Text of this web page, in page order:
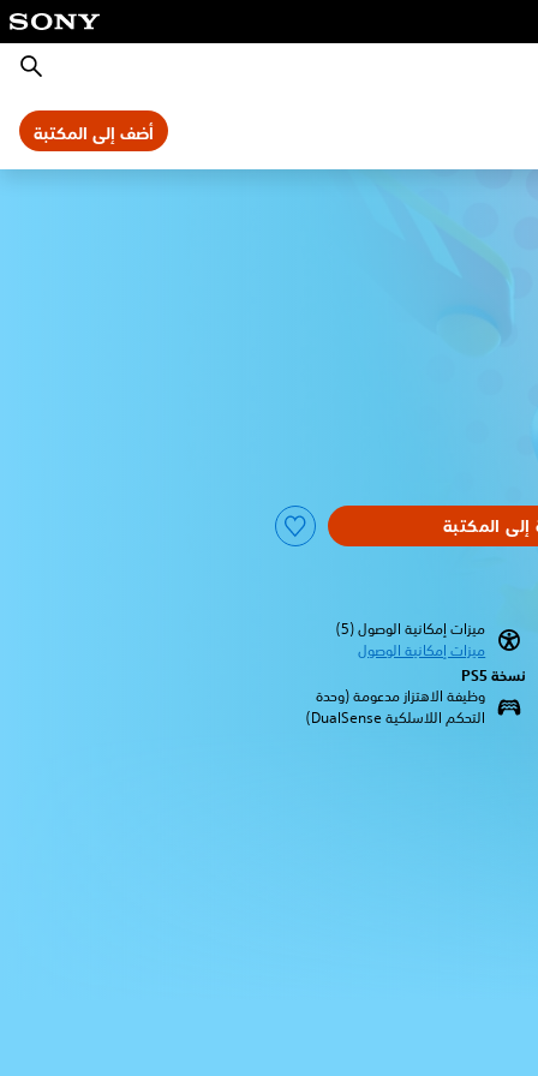
بحث
أضف إلى المكتبة
إلى المكتبة
ميزات إمكانية الوصول (5)‏
ميزات إمكانية الوصول
نسخة PS5‏
وظيفة الاهتزاز مدعومة (وحدة
التحكم اللاسلكية DualSense‏)